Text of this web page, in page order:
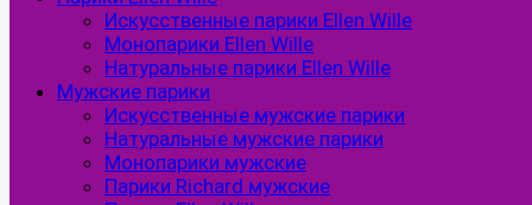
Искусственные парики Ellen Wille
Монопарики Ellen Wille
Натуральные парики Ellen Wille
Мужские парики
Искусственные мужские парики
Натуральные мужские парики
Монопарики мужские
Парики Richard мужские